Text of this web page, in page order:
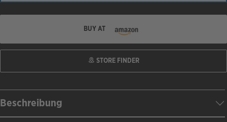
BUY AT
STORE FINDER
Beschreibung